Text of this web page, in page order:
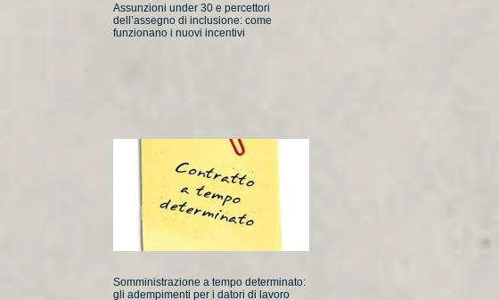
Assunzioni under 30 e percettori
dell’assegno di inclusione: come
funzionano i nuovi incentivi
Somministrazione a tempo determinato:
gli adempimenti per i datori di lavoro